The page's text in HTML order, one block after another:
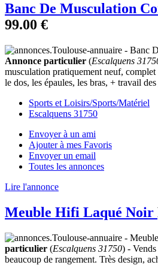
Banc De Musculation
99.00 €
Annonce particulier (Escalquens
musculation pratiquement neuf,
le dos, les épaules, les bras, + travail des
Sports et Loisirs/Sports/Matériel
Escalquens 31750
Envoyer à un ami
Ajouter à mes Favoris
Envoyer un email
Toutes les annonces
Lire l'annonce
Meuble Hifi Laqué Noir
particulier (Escalquens 31750) -
beaucoup de rangement. Très design,